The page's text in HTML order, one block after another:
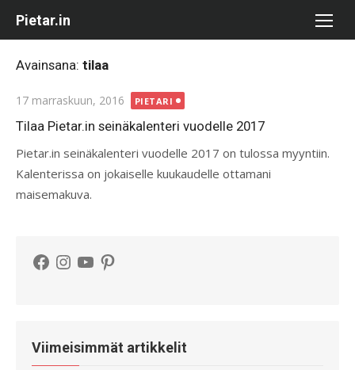
Pietar.in
Avainsana: tilaa
Posted
on
17 marraskuun, 2016 PIETARI
Tilaa Pietar.in seinäkalenteri vuodelle 2017
Pietar.in seinäkalenteri vuodelle 2017 on tulossa myyntiin.
Kalenterissa on jokaiselle kuukaudelle ottamani
maisemakuva.
Facebook
Instagram
YouTubePinterest
Viimeisimmät artikkelit